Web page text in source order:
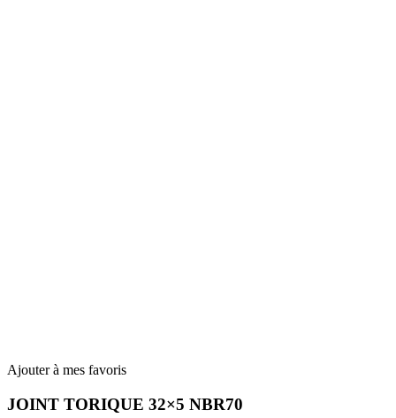
Ajouter à mes favoris
JOINT TORIQUE 32×5 NBR70